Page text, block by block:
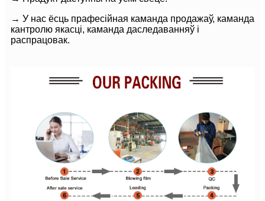
→ У нас ёсць прафесійная каманда продажаў, каманда
кантролю якасці, каманда даследаванняў і
распрацовак.